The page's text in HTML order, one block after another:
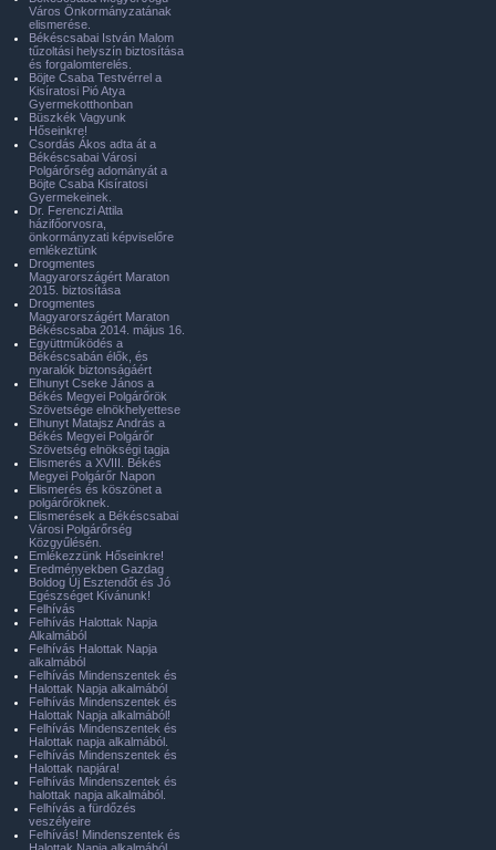
Város Önkormányzatának
elismerése.
Békéscsabai István Malom
tűzoltási helyszín biztosítása
és forgalomterelés.
Böjte Csaba Testvérrel a
Kisíratosi Pió Atya
Gyermekotthonban
Büszkék Vagyunk
Hőseinkre!
Csordás Ákos adta át a
Békéscsabai Városi
Polgárőrség adományát a
Böjte Csaba Kisíratosi
Gyermekeinek.
Dr. Ferenczi Attila
házifőorvosra,
önkormányzati képviselőre
emlékeztünk
Drogmentes
Magyarországért Maraton
2015. biztosítása
Drogmentes
Magyarországért Maraton
Békéscsaba 2014. május 16.
Együttműködés a
Békéscsabán élők, és
nyaralók biztonságáért
Elhunyt Cseke János a
Békés Megyei Polgárőrök
Szövetsége elnökhelyettese
Elhunyt Matajsz András a
Békés Megyei Polgárőr
Szövetség elnökségi tagja
Elismerés a XVIII. Békés
Megyei Polgárőr Napon
Elismerés és köszönet a
polgárőröknek.
Elismerések a Békéscsabai
Városi Polgárőrség
Közgyűlésén.
Emlékezzünk Hőseinkre!
Eredményekben Gazdag
Boldog Új Esztendőt és Jó
Egészséget Kívánunk!
Felhívás
Felhívás Halottak Napja
Alkalmából
Felhívás Halottak Napja
alkalmából
Felhívás Mindenszentek és
Halottak Napja alkalmából
Felhívás Mindenszentek és
Halottak Napja alkalmából!
Felhívás Mindenszentek és
Halottak napja alkalmából.
Felhívás Mindenszentek és
Halottak napjára!
Felhívás Mindenszentek és
halottak napja alkalmából.
Felhívás a fürdőzés
veszélyeire
Felhívás! Mindenszentek és